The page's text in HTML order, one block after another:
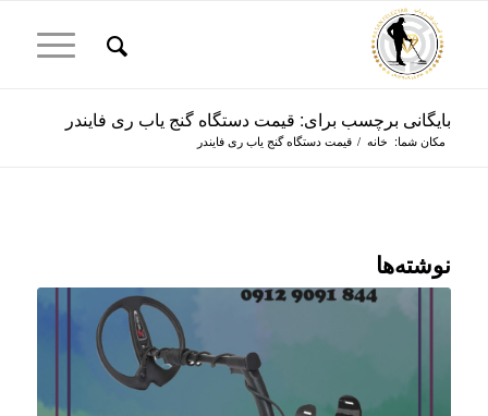
بایگانی برچسب برای: قیمت دستگاه گنج یاب ری فایندر
مکان شما: خانه / قیمت دستگاه گنج یاب ری فایندر
نوشته‌ها